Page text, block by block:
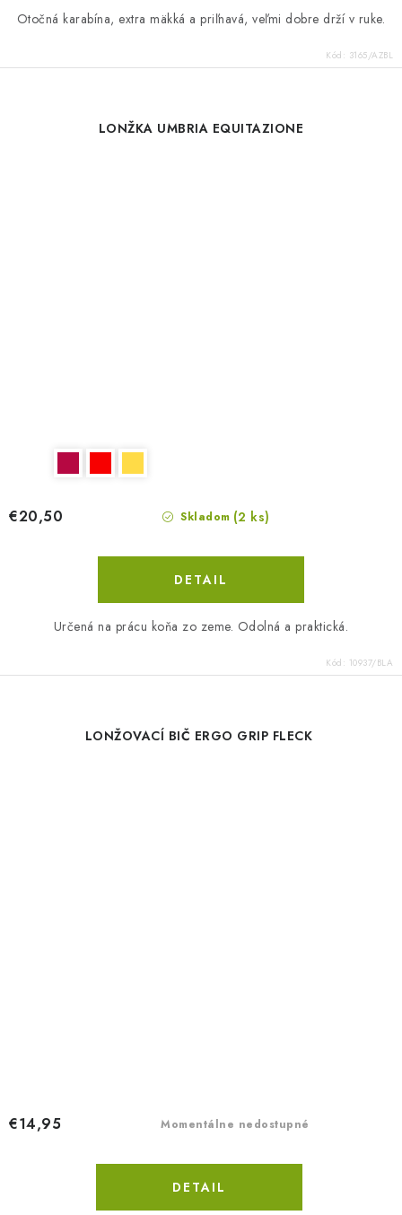
Otočná karabína, extra mäkká a priľnavá, veľmi dobre drží v ruke.
Kód: 3165/AZBL
LONŽKA UMBRIA EQUITAZIONE
Skladom (2 ks)
€20,50
DETAIL
Určená na prácu koňa zo zeme. Odolná a praktická.
Kód: 10937/BLA
LONŽOVACÍ BIČ ERGO GRIP FLECK
Momentálne nedostupné
€14,95
DETAIL